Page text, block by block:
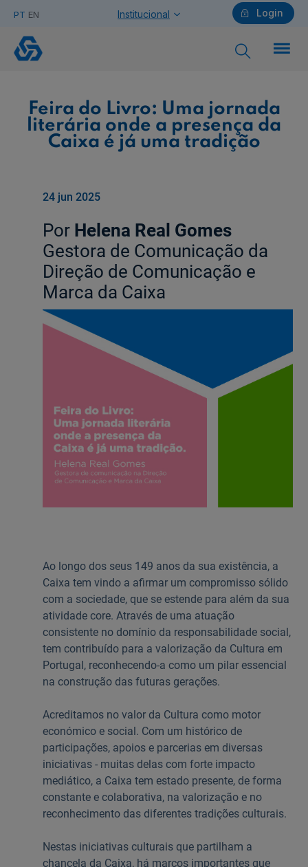
PT EN Login
Institucional
Ajuda Particulares
Empresas
Ajuda Empresas
Aderir ao Caixadirecta Particulares
Aderir ao Caixadirecta Empresas
Links úteis:
Faça download da App Caixadirecta
Recomendações de Segurança
Registo fornecedor confirming
Feira
do
Livro:
Uma
Feira do Livro: Uma jornada
literária onde a presença da
Caixa é já uma tradição
24 jun 2025
Por Helena Real Gomes
Gestora de Comunicação da
Direção de Comunicação e
Marca da Caixa
Ao longo dos seus 149 anos da sua existência, a
Caixa tem vindo a afirmar um compromisso sólido
com a sociedade, que se estende para além da sua
atividade core. Através de uma atuação
consistente no domínio da responsabilidade social,
tem contribuído para a valorização da Cultura em
Portugal, reconhecendo-a como um pilar essencial
na construção das futuras gerações.
Acreditamos no valor da Cultura como motor
económico e social. Com um histórico de
participações, apoios e parcerias em diversas
iniciativas - muitas delas com forte impacto
mediático, a Caixa tem estado presente, de forma
constante e colaborativa, na valorização e no
reconhecimento das diferentes tradições culturais.
Nestas iniciativas culturais que partilham a
chancela da Caixa, há marcos importantes que